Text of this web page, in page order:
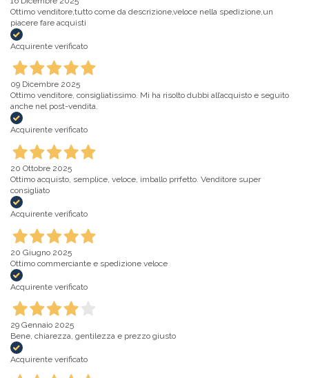
Ottimo venditore,tutto come da descrizione,veloce nella spedizione,un
piacere fare acquisti
Acquirente verificato
09 Dicembre 2025
Ottimo venditore, consigliatissimo. Mi ha risolto dubbi all’acquisto e seguito
anche nel post-vendita.
Acquirente verificato
20 Ottobre 2025
Ottimo acquisto, semplice, veloce, imballo prrfetto. Venditore super
consigliato
Acquirente verificato
20 Giugno 2025
Ottimo commerciante e spedizione veloce
Acquirente verificato
29 Gennaio 2025
Bene, chiarezza, gentilezza e prezzo giusto
Acquirente verificato